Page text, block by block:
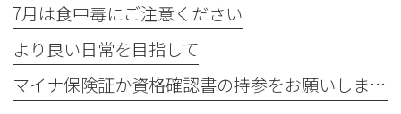
7月は食中毒にご注意ください
より良い日常を目指して
マイナ保険証か資格確認書の持参をお願いします